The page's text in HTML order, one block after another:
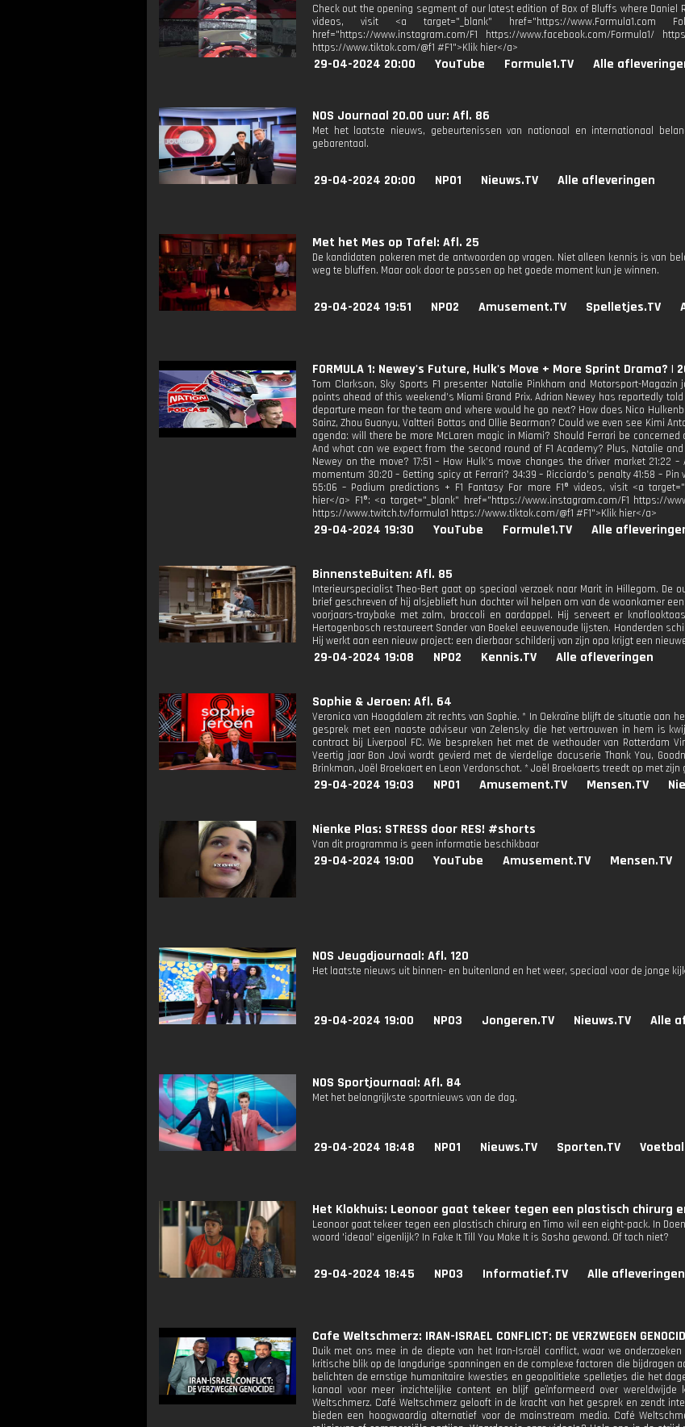
Check out the opening segment of our latest edition of Box of Bluffs where Daniel
videos, visit <a target="_blank" href="https://www.Formula1.com
href="https://www.instagram.com/F1 https://www.facebook.com/Formula1/
https://www.tiktok.com/@f1 #F1">Klik hier</a>
29-04-2024 20:00 YouTube Formule1.TV Alle
NOS Journaal 20.00 uur: Afl. 86
Met het laatste nieuws, gebeurtenissen van nationaal en internationaal
gebarentaal.
29-04-2024 20:00 NPO1 Nieuws.TV Alle afleveringen
Met het Mes op Tafel: Afl. 25
De kandidaten pokeren met de antwoorden op vragen. Niet alleen kennis is van
weg te bluffen. Maar ook door te passen op het goede moment kun je winnen.
29-04-2024 19:51 NPO2 Amusement.TV Spelletjes.TV
FORMULA 1: Newey's Future, Hulk's Move + More Sprint Drama? |
Tom Clarkson, Sky Sports F1 presenter Natalie Pinkham and Motorsport-
points ahead of this weekend’s Miami Grand Prix. Adrian Newey has reportedly
departure mean for the team and where would he go next? How does Nico
Sainz, Zhou Guanyu, Valtteri Bottas and Ollie Bearman? Could we even see Kimi
agenda: will there be more McLaren magic in Miami? Should Ferrari be
And what can we expect from the second round of F1 Academy? Plus, Natalie
Newey on the move? 17:51 – How Hulk’s move changes the driver market 21:22
momentum 30:20 – Getting spicy at Ferrari? 34:39 – Ricciardo’s penalty 41:58 – Pin
55:06 – Podium predictions + F1 Fantasy For more F1® videos, visit <a
hier</a> F1®: <a target="_blank" href="https://www.instagram.com/F1 https://
https://www.twitch.tv/formula1 https://www.tiktok.com/@f1 #F1">Klik hier</a>
29-04-2024 19:30 YouTube Formule1.TV Alle
BinnensteBuiten: Afl. 85
Interieurspecialist Theo-Bert gaat op speciaal verzoek naar Marit in Hillegom. De
brief geschreven of hij alsjeblieft hun dochter wil helpen om van de woonkamer
voorjaars-traybake met zalm, broccoli en aardappel. Hij serveert er
Hertogenbosch restaureert Sander van Boekel eeuwenoude lijsten. Honderden
Hij werkt aan een nieuw project: een dierbaar schilderij van zijn opa krijgt een
29-04-2024 19:08 NPO2 Kennis.TV Alle afleveringen
Sophie & Jeroen: Afl. 64
Veronica van Hoogdalem zit rechts van Sophie. * In Oekraïne blijft de situatie aan
gesprek met een naaste adviseur van Zelensky die het vertrouwen in hem is
contract bij Liverpool FC. We bespreken het met de wethouder van Rotterdam
Veertig jaar Bon Jovi wordt gevierd met de vierdelige docuserie Thank You,
Brinkman, Joël Broekaert en Leon Verdonschot. * Joël Broekaerts treedt op met
29-04-2024 19:03 NPO1 Amusement.TV Mensen.TV
Nienke Plas: STRESS door RES! #shorts
Van dit programma is geen informatie beschikbaar
29-04-2024 19:00 YouTube Amusement.TV Mensen.TV
NOS Jeugdjournaal: Afl. 120
Het laatste nieuws uit binnen- en buitenland en het weer, speciaal voor de jonge
29-04-2024 19:00 NPO3 Jongeren.TV Nieuws.TV Alle
NOS Sportjournaal: Afl. 84
Met het belangrijkste sportnieuws van de dag.
29-04-2024 18:48 NPO1 Nieuws.TV Sporten.TV
Het Klokhuis: Leonoor gaat tekeer tegen een plastisch chirurg
Leonoor gaat tekeer tegen een plastisch chirurg en Timo wil een eight-pack. In
woord 'ideaal' eigenlijk? In Fake It Till You Make It is Sosha gewond. Of toch niet?
29-04-2024 18:45 NPO3 Informatief.TV Alle afleveringen
Cafe Weltschmerz: IRAN-ISRAEL CONFLICT: DE VERZWEGEN
Duik met ons mee in de diepte van het Iran-Israël conflict, waar we
kritische blik op de langdurige spanningen en de complexe factoren die bijdragen
belichten de ernstige humanitaire kwesties en geopolitieke spelletjes die het
kanaal voor meer inzichtelijke content en blijf geïnformeerd over
Weltschmerz. Café Weltschmerz gelooft in de kracht van het gesprek en zendt
bieden een hoogwaardig alternatief voor de mainstream media. Café